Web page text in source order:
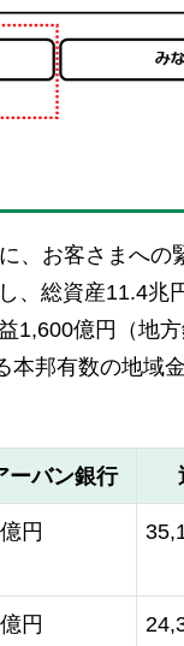
、お客さまへ
、総資産11.4兆
1,600億円（地
邦有数の地域
ーバン銀行
円
円